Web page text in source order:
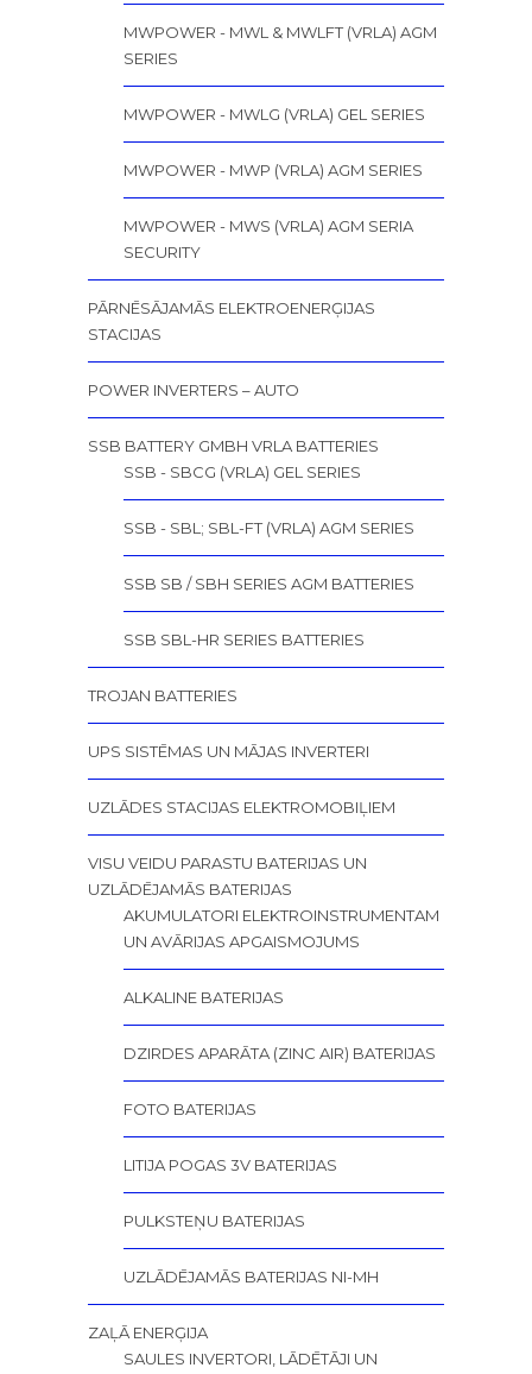
MWPOWER - MWL & MWLFT (VRLA) AGM
SERIES
MWPOWER - MWLG (VRLA) GEL SERIES
MWPOWER - MWP (VRLA) AGM SERIES
MWPOWER - MWS (VRLA) AGM SERIA
SECURITY
PĀRNĒSĀJAMĀS ELEKTROENERĢIJAS
STACIJAS
POWER INVERTERS – AUTO
SSB BATTERY GMBH VRLA BATTERIES
SSB - SBCG (VRLA) GEL SERIES
SSB - SBL; SBL-FT (VRLA) AGM SERIES
SSB SB / SBH SERIES AGM BATTERIES
SSB SBL-HR SERIES BATTERIES
TROJAN BATTERIES
UPS SISTĒMAS UN MĀJAS INVERTERI
UZLĀDES STACIJAS ELEKTROMOBIĻIEM
VISU VEIDU PARASTU BATERIJAS UN
UZLĀDĒJAMĀS BATERIJAS
AKUMULATORI ELEKTROINSTRUMENTAM
UN AVĀRIJAS APGAISMOJUMS
ALKALINE BATERIJAS
DZIRDES APARĀTA (ZINC AIR) BATERIJAS
FOTO BATERIJAS
LITIJA POGAS 3V BATERIJAS
PULKSTEŅU BATERIJAS
UZLĀDĒJAMĀS BATERIJAS NI-MH
ZAĻĀ ENERĢIJA
SAULES INVERTORI, LĀDĒTĀJI UN